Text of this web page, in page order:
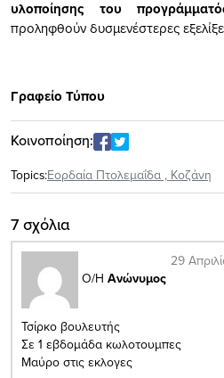
υλοποίησης του
προληφθούν δυσμενέστερες
Γραφείο Τύπου
Κοινοποίηση:
Topics:Εορδαία Πτολεμαΐδα , Κοζάνη
7 σχόλια
Ο/Η Ανώνυμος
29
Τσίρκο βουλευτής
Σε 1 εβδομάδα κωλοτουμπες
Μαύρο στις εκλογες